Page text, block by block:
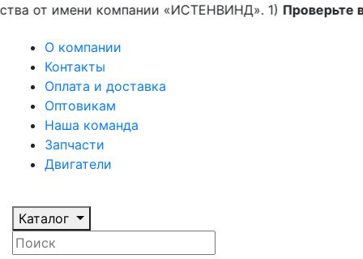
от имени компании «ИСТЕНВИНД». 1) Проверьте
О компании
Контакты
Оплата и доставка
Оптовикам
Наша команда
Запчасти
Двигатели
Каталог